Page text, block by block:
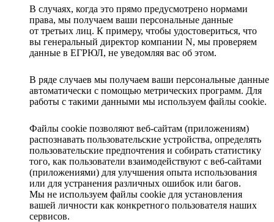
В случаях, когда это прямо предусмотрено нормами
права, мы получаем ваши персональные данные
от третьих лиц. К примеру, чтобы удостовериться, что
вы генеральный директор компании N, мы проверяем
данные в ЕГРЮЛ, не уведомляя вас об этом.
В ряде случаев мы получаем ваши персональные данные
автоматически с помощью метрических программ. Для
работы с такими данными мы используем файлы cookie.
Файлы cookie позволяют веб-сайтам (приложениям)
распознавать пользовательские устройства, определять
пользовательские предпочтения и собирать статистику
того, как пользователи взаимодействуют с веб-сайтами
(приложениями) для улучшения опыта использования
или для устранения различных ошибок или багов.
Мы не используем файлы cookie для установления
вашей личности как конкретного пользователя наших
сервисов.